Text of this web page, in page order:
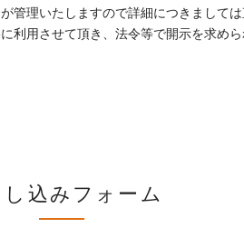
理いたしますので詳細につきましては
利用させて頂き、法令等で開示を求め
し込みフォーム